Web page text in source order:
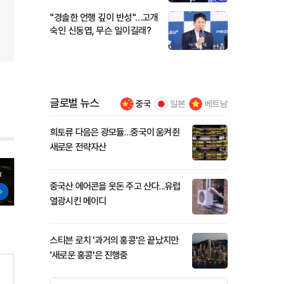
"경솔한 언행 깊이 반성"…고개
숙인 신동엽, 무슨 일이길래?
글로벌 뉴스 중국 일본 베트남
희토류 다음은 광모듈…중국이 움켜쥔
새로운 전략자산
중국산 에어콘을 웃돈 주고 산다...유럽
열광시킨 메이디
스티븐 로치 '과거의 홍콩'은 끝났지만
'새로운 홍콩'은 진행중